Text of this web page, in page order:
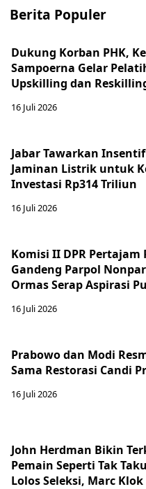
Berita Populer
Dukung Korban PHK,
Sampoerna Gelar
Upskilling dan
16 Juli 2026
Jabar Tawarkan
Jaminan Listrik untuk
Investasi Rp314 Triliun
16 Juli 2026
Komisi II DPR Pertajam
Gandeng Parpol
Ormas Serap Aspirasi
16 Juli 2026
Prabowo dan Modi
Sama Restorasi Candi
16 Juli 2026
John Herdman Bikin
Pemain Seperti Tak
Lolos Seleksi, Marc